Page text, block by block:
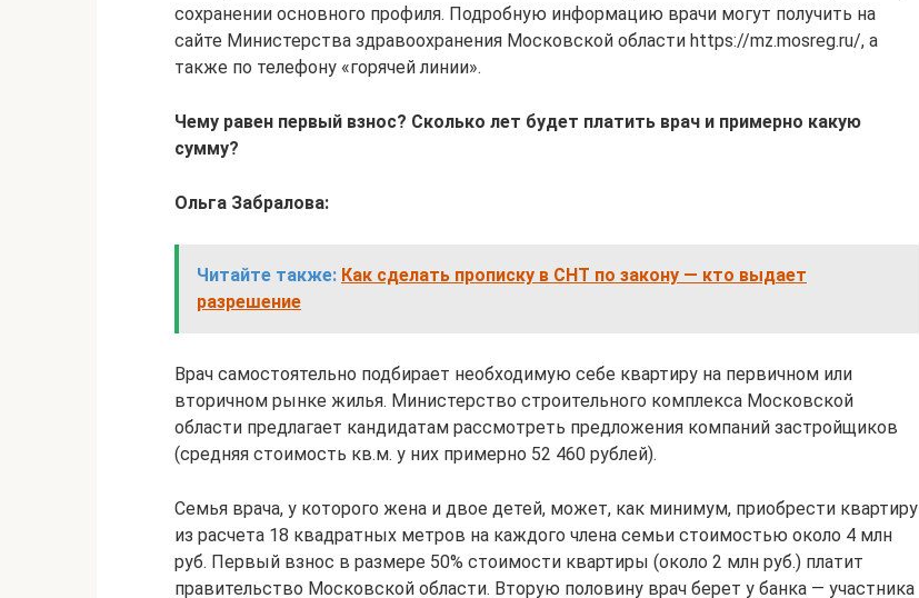
сохранении основного профиля. Подробную информацию врачи могут получить на
сайте Министерства здравоохранения Московской области https://mz.mosreg.ru/, а
также по телефону «горячей линии».
Чему равен первый взнос? Сколько лет будет платить врач и примерно какую
сумму?
Ольга Забралова:
Читайте также: Как сделать прописку в СНТ по закону — кто выдает
разрешение
Врач самостоятельно подбирает необходимую себе квартиру на первичном или
вторичном рынке жилья. Министерство строительного комплекса Московской
области предлагает кандидатам рассмотреть предложения компаний застройщиков
(средняя стоимость кв.м. у них примерно 52 460 рублей).
Семья врача, у которого жена и двое детей, может, как минимум, приобрести квартиру
из расчета 18 квадратных метров на каждого члена семьи стоимостью около 4 млн
руб. Первый взнос в размере 50% стоимости квартиры (около 2 млн руб.) платит
правительство Московской области. Вторую половину врач берет у банка — участника